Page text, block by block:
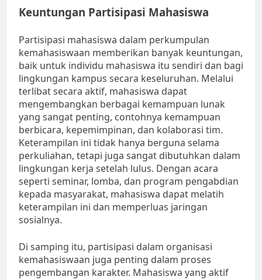
Keuntungan Partisipasi Mahasiswa
Partisipasi mahasiswa dalam perkumpulan
kemahasiswaan memberikan banyak keuntungan,
baik untuk individu mahasiswa itu sendiri dan bagi
lingkungan kampus secara keseluruhan. Melalui
terlibat secara aktif, mahasiswa dapat
mengembangkan berbagai kemampuan lunak
yang sangat penting, contohnya kemampuan
berbicara, kepemimpinan, dan kolaborasi tim.
Keterampilan ini tidak hanya berguna selama
perkuliahan, tetapi juga sangat dibutuhkan dalam
lingkungan kerja setelah lulus. Dengan acara
seperti seminar, lomba, dan program pengabdian
kepada masyarakat, mahasiswa dapat melatih
keterampilan ini dan memperluas jaringan
sosialnya.
Di samping itu, partisipasi dalam organisasi
kemahasiswaan juga penting dalam proses
pengembangan karakter. Mahasiswa yang aktif